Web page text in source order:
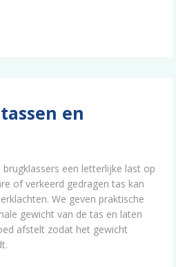
en
een letterlijke last op
of verkeerd gedragen tas kan
We geven praktische
gewicht van de tas en laten
afstelt zodat het gewicht